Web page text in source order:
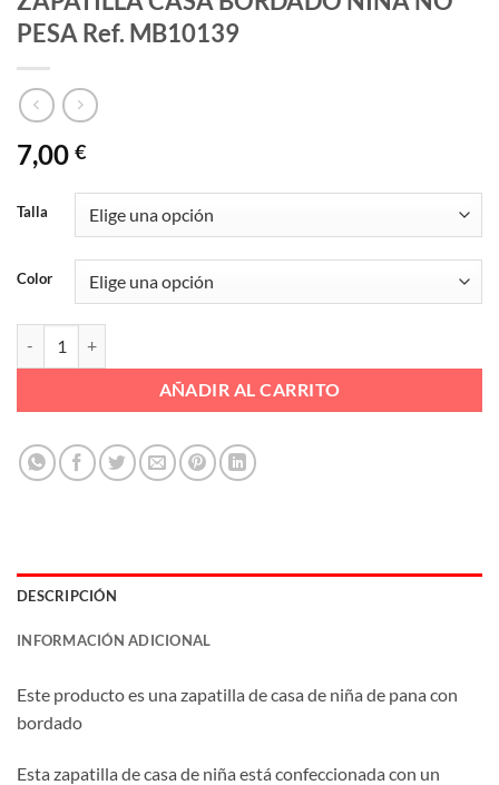
PESA Ref. MB10139
7,00 €
Talla
Color
AÑADIR AL CARRITO
DESCRIPCIÓN
INFORMACIÓN ADICIONAL
Este producto es una zapatilla de casa de niña de pana con
bordado
Esta zapatilla de casa de niña está confeccionada con un